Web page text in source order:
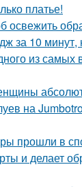
платье!
освежить
за 10 минут,
из
на
прошли в
и делает